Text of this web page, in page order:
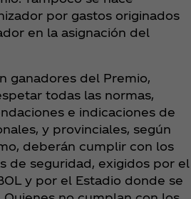
por gastos originados
en la asignación del
ganadores del Premio,
todas las normas,
e indicaciones de
y provinciales, según
deberán cumplir con los
de seguridad, exigidos por el
y por el Estadio donde se